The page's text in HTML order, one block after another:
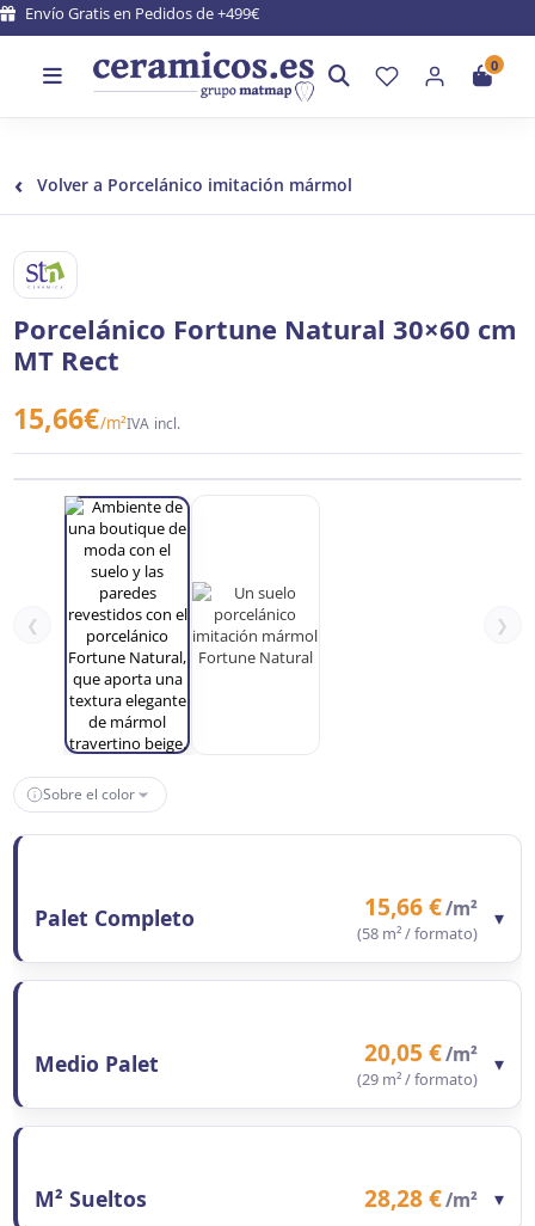
Envío Gratis en Pedidos de +499€
0
‹ Volver a Porcelánico imitación mármol
STN CERAMICA
Porcelánico Fortune Natural 30×60 cm
MT Rect
15,66€/m²IVA incl.
❮ ❯
Sobre el color
Palet Completo 15,66 €/m²
(58 m² / formato)
▾
Observaciones
Ahorro 44,6%
Medio Palet 20,05 €/m²
(29 m² / formato)
▾
Observaciones
Ahorro 29,1%
M² Sueltos 28,28 €/m² ▾